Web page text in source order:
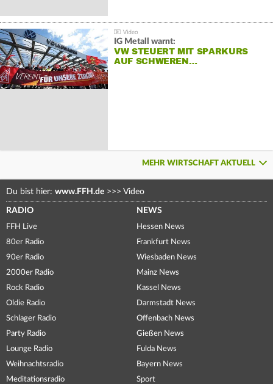
IG Metall warnt:
VW STEUERT MIT SPARKURS
AUF SCHWEREN…
MEHR WIRTSCHAFT AKTUELL
Du bist hier: www.FFH.de >>> Video
RADIO
FFH Live
80er Radio
90er Radio
2000er Radio
Rock Radio
Oldie Radio
Schlager Radio
Party Radio
Lounge Radio
Weihnachtsradio
Meditationsradio
NEWS
Hessen News
Frankfurt News
Wiesbaden News
Mainz News
Kassel News
Darmstadt News
Offenbach News
Gießen News
Fulda News
Bayern News
Sport